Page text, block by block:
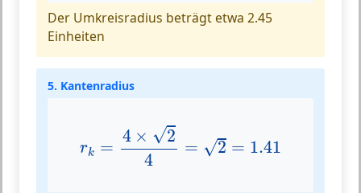
Der Umkreisradius beträgt etwa 2.45
Einheiten
5. Kantenradius
rk =
4 × √2
4
= √2 = 1.41
k 24